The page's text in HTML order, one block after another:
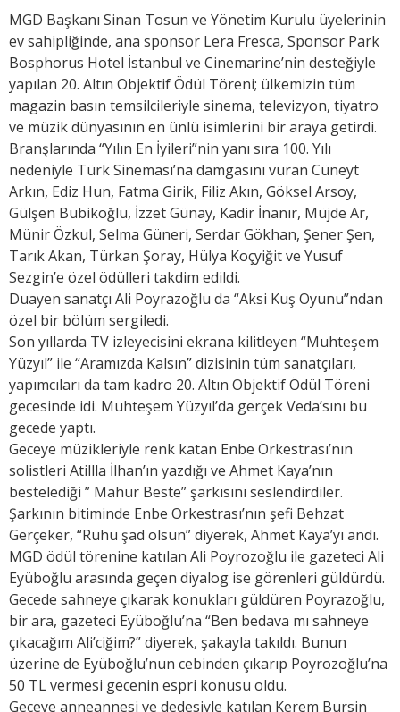
MGD Başkanı Sinan Tosun ve Yönetim Kurulu üyelerinin
ev sahipliğinde, ana sponsor Lera Fresca, Sponsor Park
Bosphorus Hotel İstanbul ve Cinemarine’nin desteğiyle
yapılan 20. Altın Objektif Ödül Töreni; ülkemizin tüm
magazin basın temsilcileriyle sinema, televizyon, tiyatro
ve müzik dünyasının en ünlü isimlerini bir araya getirdi.
Branşlarında “Yılın En İyileri”nin yanı sıra 100. Yılı
nedeniyle Türk Sineması’na damgasını vuran Cüneyt
Arkın, Ediz Hun, Fatma Girik, Filiz Akın, Göksel Arsoy,
Gülşen Bubikoğlu, İzzet Günay, Kadir İnanır, Müjde Ar,
Münir Özkul, Selma Güneri, Serdar Gökhan, Şener Şen,
Tarık Akan, Türkan Şoray, Hülya Koçyiğit ve Yusuf
Sezgin’e özel ödülleri takdim edildi.
Duayen sanatçı Ali Poyrazoğlu da “Aksi Kuş Oyunu”ndan
özel bir bölüm sergiledi.
Son yıllarda TV izleyecisini ekrana kilitleyen “Muhteşem
Yüzyıl” ile “Aramızda Kalsın” dizisinin tüm sanatçıları,
yapımcıları da tam kadro 20. Altın Objektif Ödül Töreni
gecesinde idi. Muhteşem Yüzyıl’da gerçek Veda’sını bu
gecede yaptı.
Geceye müzikleriyle renk katan Enbe Orkestrası’nın
solistleri Atillla İlhan’ın yazdığı ve Ahmet Kaya’nın
bestelediği ” Mahur Beste” şarkısını seslendirdiler.
Şarkının bitiminde Enbe Orkestrası’nın şefi Behzat
Gerçeker, “Ruhu şad olsun” diyerek, Ahmet Kaya’yı andı.
MGD ödül törenine katılan Ali Poyrozoğlu ile gazeteci Ali
Eyüboğlu arasında geçen diyalog ise görenleri güldürdü.
Gecede sahneye çıkarak konukları güldüren Poyrazoğlu,
bir ara, gazeteci Eyüboğlu’na “Ben bedava mı sahneye
çıkacağım Ali’ciğim?” diyerek, şakayla takıldı. Bunun
üzerine de Eyüboğlu’nun cebinden çıkarıp Poyrozoğlu’na
50 TL vermesi gecenin espri konusu oldu.
Geceye anneannesi ve dedesiyle katılan Kerem Bursin